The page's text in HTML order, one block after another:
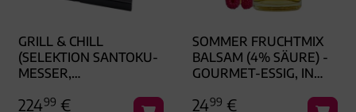
GRILL & CHILL
(SELEKTION SANTOKU-
MESSER,
KOCHBUCH,
22499 €
SOMMER FRUCHTMIX
BALSAM (4% SÄURE) -
GOURMET-ESSIG, IN
2499 €